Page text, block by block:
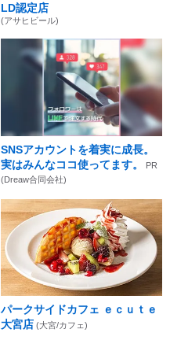
LD認定店
(アサヒビール)
SNSアカウントを着実に成長。
実はみんなココ使ってます。
PR
(Dreaw合同会社)
パークサイドカフェ ｅｃｕｔｅ
大宮店 (大宮/カフェ)